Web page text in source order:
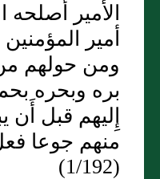
الأمير أصلحه
أمير
ومن حولهم
بره وبحره
إِليهم قبل أَن
منهم جوعا
(1/192)